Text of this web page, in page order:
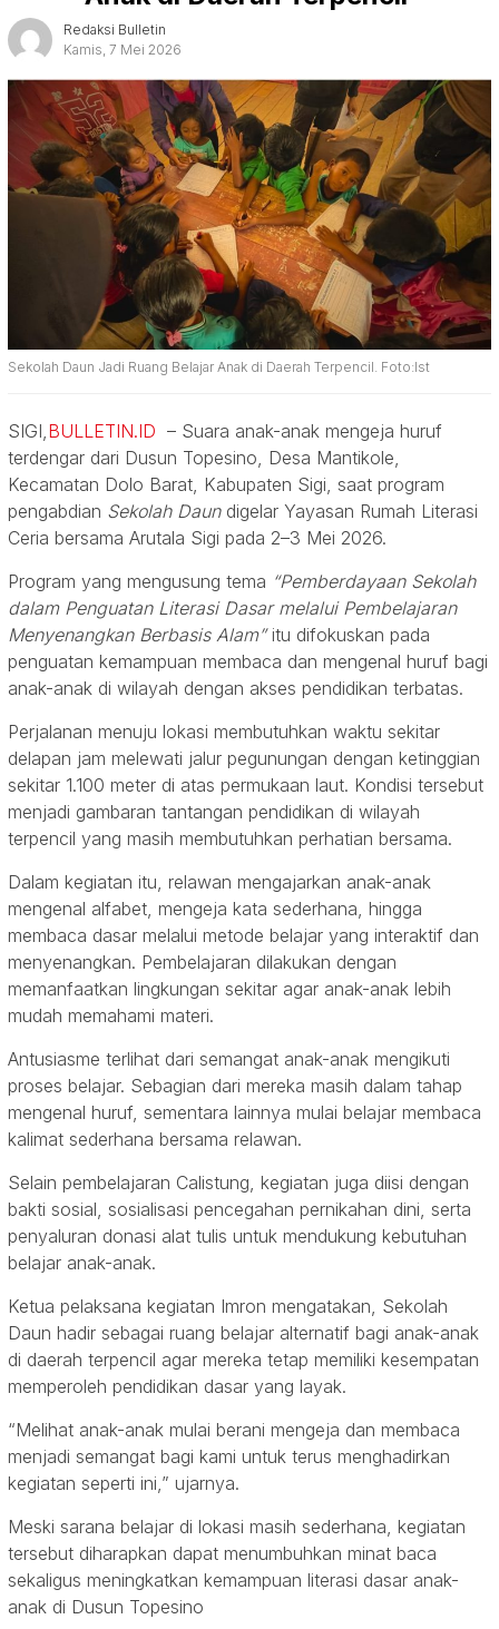
Redaksi Bulletin
Kamis, 7 Mei 2026
Sekolah Daun Jadi Ruang Belajar Anak di Daerah Terpencil. Foto:Ist
SIGI,BULLETIN.ID – Suara anak-anak mengeja huruf
terdengar dari Dusun Topesino, Desa Mantikole,
Kecamatan Dolo Barat, Kabupaten Sigi, saat program
pengabdian Sekolah Daundigelar Yayasan Rumah Literasi
Ceria bersama Arutala Sigi pada 2–3 Mei 2026.
Program yang mengusung tema “Pemberdayaan Sekolah
dalam Penguatan Literasi Dasar melalui Pembelajaran
Menyenangkan Berbasis Alam”itu difokuskan pada
penguatan kemampuan membaca dan mengenal huruf bagi
anak-anak di wilayah dengan akses pendidikan terbatas.
Perjalanan menuju lokasi membutuhkan waktu sekitar
delapan jam melewati jalur pegunungan dengan ketinggian
sekitar 1.100 meter di atas permukaan laut. Kondisi tersebut
menjadi gambaran tantangan pendidikan di wilayah
terpencil yang masih membutuhkan perhatian bersama.
Dalam kegiatan itu, relawan mengajarkan anak-anak
mengenal alfabet, mengeja kata sederhana, hingga
membaca dasar melalui metode belajar yang interaktif dan
menyenangkan. Pembelajaran dilakukan dengan
memanfaatkan lingkungan sekitar agar anak-anak lebih
mudah memahami materi.
Antusiasme terlihat dari semangat anak-anak mengikuti
proses belajar. Sebagian dari mereka masih dalam tahap
mengenal huruf, sementara lainnya mulai belajar membaca
kalimat sederhana bersama relawan.
Selain pembelajaran Calistung, kegiatan juga diisi dengan
bakti sosial, sosialisasi pencegahan pernikahan dini, serta
penyaluran donasi alat tulis untuk mendukung kebutuhan
belajar anak-anak.
Ketua pelaksana kegiatan Imron mengatakan, Sekolah
Daun hadir sebagai ruang belajar alternatif bagi anak-anak
di daerah terpencil agar mereka tetap memiliki kesempatan
memperoleh pendidikan dasar yang layak.
“Melihat anak-anak mulai berani mengeja dan membaca
menjadi semangat bagi kami untuk terus menghadirkan
kegiatan seperti ini,” ujarnya.
Meski sarana belajar di lokasi masih sederhana, kegiatan
tersebut diharapkan dapat menumbuhkan minat baca
sekaligus meningkatkan kemampuan literasi dasar anak-
anak di Dusun Topesino